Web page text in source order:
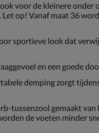
voor de kleinere onder
op! Vanaf maat 36
sportieve look dat
en een goede
demping zorgt
tussenzool gemaakt
de voeten minder